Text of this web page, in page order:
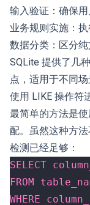
输入验证：确保
业务规则实施：
数据分类：区分
SQLite 提供了几
点，适用于不同场
使用 LIKE 操作符
最简单的方法是使
配。虽然这种方
检测已经足够：
SELECT
FROM
WHERE